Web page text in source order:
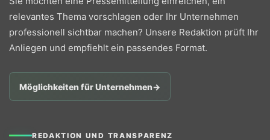
relevantes Thema vorschlagen oder Ihr Unternehmen
professionell sichtbar machen? Unsere Redaktion prüft Ihr
Anliegen und empfiehlt ein passendes Format.
Möglichkeiten für Unternehmen→
REDAKTION UND TRANSPARENZ